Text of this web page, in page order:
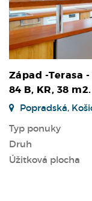
Západ -Terasa
84 B, KR, 38 m2.
Popradská,
Typ ponuky
Druh
Úžitková plocha